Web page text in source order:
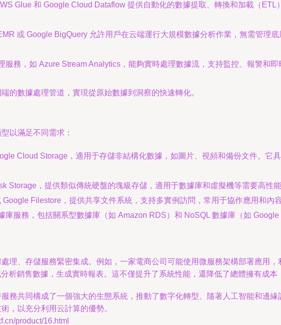
Glue 和 Google Cloud Dataflow 提供自動化的數據提取、轉換和加載（
或 Google BigQuery 允許用戶在云端運行大規模數據分析作業，無需管理
服務，如 Azure Stream Analytics，能夠實時處理數據流，支持監控、報警和
的數據處理管道，實現從原始數據到洞察的快速轉化。
以滿足不同需求：
Cloud Storage，適用于存儲非結構化數據，如圖片、視頻和備份文件。它
Storage，提供類似傳統硬盤的塊級存儲，適用于數據庫和虛擬機等需要高性能
Google Filestore，提供共享文件系統，支持多實例訪問，常用于協作應用和內
庫服務，包括關系型數據庫（如 Amazon RDS）和 NoSQL 數據庫（如
理、存儲服務緊密集成。例如，一家電商公司可能使用微服務架構部署應用
析銷售數據，生成實時報表。這不僅提升了系統性能，還降低了總體擁有成本
務共同構成了一個強大的生態系統，推動了數字化轉型。隨著人工智能和邊
，以充分利用云計算的優勢。
product/16.html